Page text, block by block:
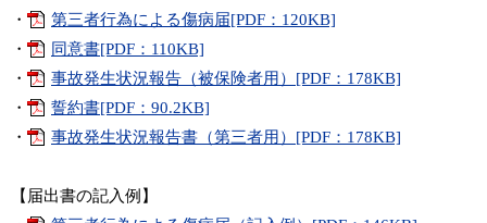
・
第三者行為による傷病届[PDF：120KB]
・
同意書[PDF：110KB]
・
事故発生状況報告（被保険者用）[PDF：178KB]
・
誓約書[PDF：90.2KB]
・
事故発生状況報告書（第三者用）[PDF：178KB]
【届出書の記入例】